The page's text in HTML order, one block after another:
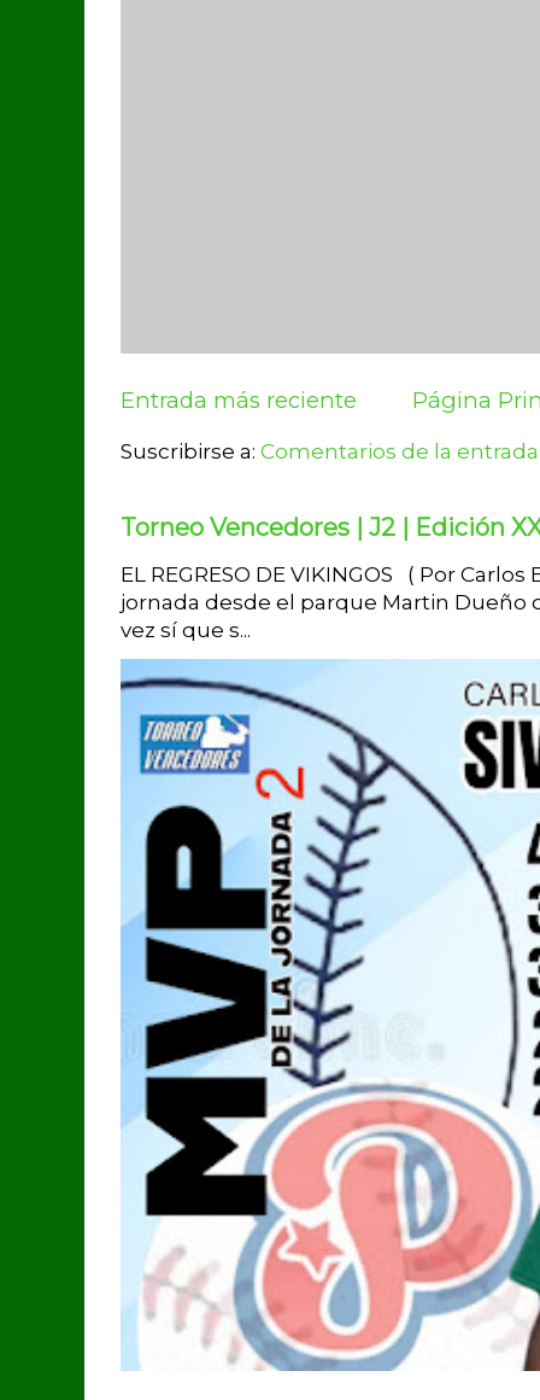
Entrada más reciente Página
Suscribirse a: Comentarios de la
Torneo Vencedores | J2 | Edición
EL REGRESO DE VIKINGOS ( Por
jornada desde el parque Martin Dueño
vez sí que s...